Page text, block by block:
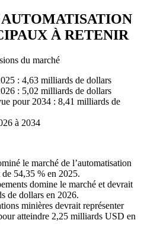
À RETENIR
du marché
: 4,63 milliards de dollars
: 5,02 milliards de dollars
pour 2034 : 8,41 milliards de
à 2034
le marché de l’automatisation
54,35 % en 2025.
domine le marché et devrait
de dollars en 2026.
minières devrait représenter
atteindre 2,25 milliards USD en